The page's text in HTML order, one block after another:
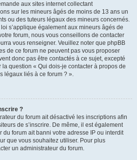
aux sites internet collectant
sur les mineurs âgés de moins de 13 ans un
ou des tuteurs légaux des mineurs concernés.
s’applique également aux mineurs âgés de
forum, nous vous conseillons de contacter
vous renseigner. Veuillez noter que phpBB
de ce forum ne peuvent pas vous proposer
donc pas être contactés à ce sujet, excepté
la question « Qui dois-je contacter à propos de
légaux liés à ce forum ? ».
?
du forum ait désactivé les inscriptions afin
de s’inscrire. De même, il est également
du forum ait banni votre adresse IP ou interdit
que vous souhaitez utiliser. Pour plus
un administrateur du forum.